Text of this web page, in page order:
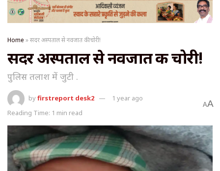
Home »सदर अस्पताल से नवजात की चोरी!
सदर अस्पताल से नवजात की चोरी!
पुलिस तलाश में जुटी .
byfirstreport desk2
1 year ago
Reading Time: 1 min read
AA